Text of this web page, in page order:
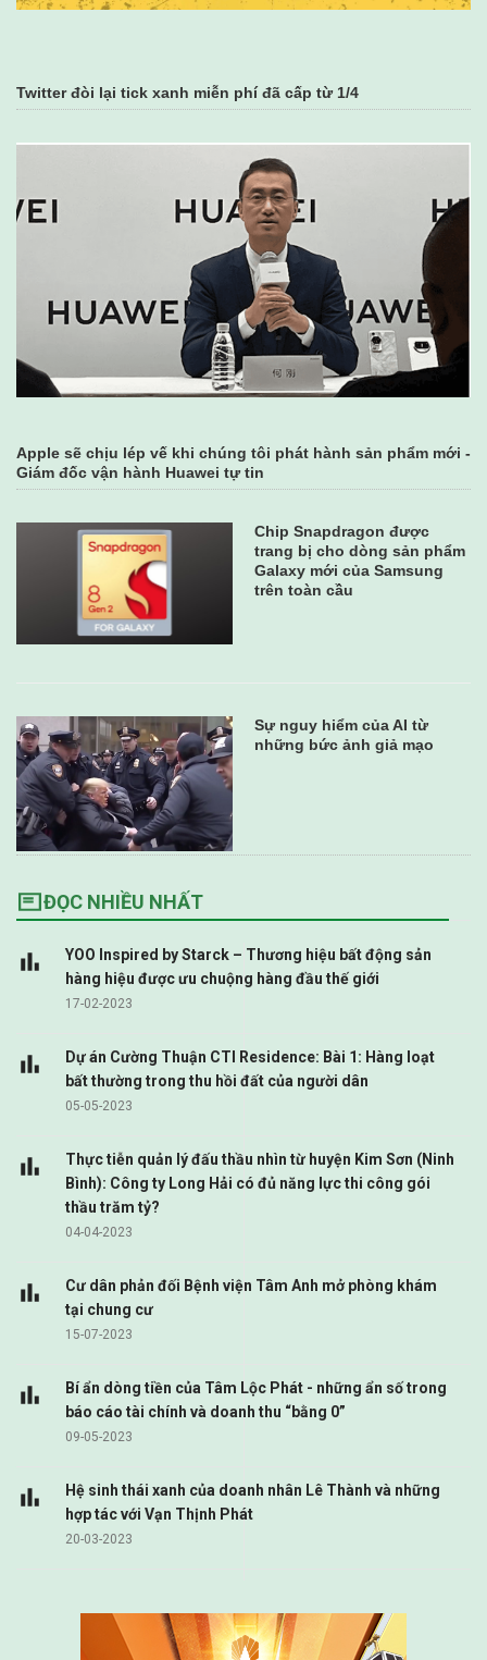
Twitter đòi lại tick xanh miễn phí đã cấp từ 1/4
Apple sẽ chịu lép vế khi chúng tôi phát hành sản phẩm mới -
Giám đốc vận hành Huawei tự tin
Chip Snapdragon được
trang bị cho dòng sản phẩm
Galaxy mới của Samsung
trên toàn cầu
Sự nguy hiểm của AI từ
những bức ảnh giả mạo
ĐỌC NHIỀU NHẤT
Cư dân phản đối Bệnh viện Tâm Anh mở phòng khám
tại chung cư
15-07-2023
Bí ẩn dòng tiền của Tâm Lộc Phát - những ẩn số trong
báo cáo tài chính và doanh thu “bằng 0”
09-05-2023
Hệ sinh thái xanh của doanh nhân Lê Thành và những
hợp tác với Vạn Thịnh Phát
20-03-2023
YOO Inspired by Starck – Thương hiệu bất động sản
hàng hiệu được ưu chuộng hàng đầu thế giới
17-02-2023
Dự án Cường Thuận CTI Residence: Bài 1: Hàng loạt
bất thường trong thu hồi đất của người dân
05-05-2023
Thực tiễn quản lý đấu thầu nhìn từ huyện Kim Sơn (Ninh
Bình): Công ty Long Hải có đủ năng lực thi công gói
thầu trăm tỷ?
04-04-2023